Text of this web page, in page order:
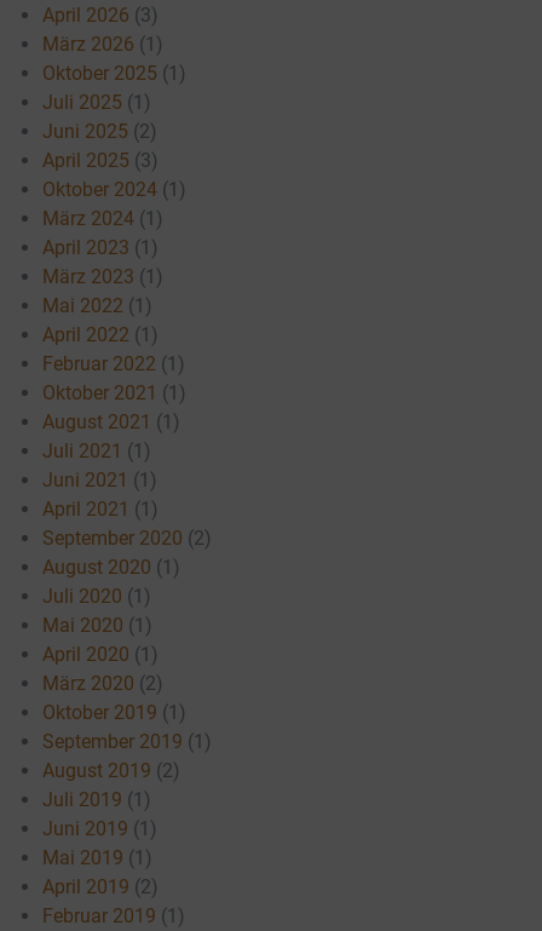
April 2026 (3)
März 2026 (1)
Oktober 2025 (1)
Juli 2025 (1)
Juni 2025 (2)
April 2025 (3)
Oktober 2024 (1)
März 2024 (1)
April 2023 (1)
März 2023 (1)
Mai 2022 (1)
April 2022 (1)
Februar 2022 (1)
Oktober 2021 (1)
August 2021 (1)
Juli 2021 (1)
Juni 2021 (1)
April 2021 (1)
September 2020 (2)
August 2020 (1)
Juli 2020 (1)
Mai 2020 (1)
April 2020 (1)
März 2020 (2)
Oktober 2019 (1)
September 2019 (1)
August 2019 (2)
Juli 2019 (1)
Juni 2019 (1)
Mai 2019 (1)
April 2019 (2)
Februar 2019 (1)